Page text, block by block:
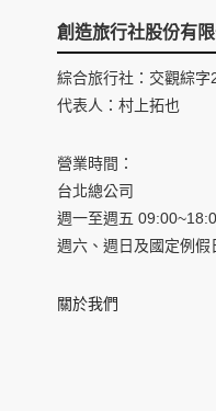
創造旅行社股份有限
綜合旅行社：交觀綜
代表人：村上拓也
營業時間：
台北總公司
週一至週五
週六、週日及國定例假
關於我們